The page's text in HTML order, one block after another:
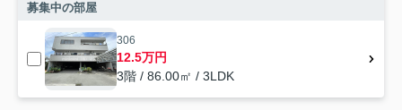
募集中の部屋
306
12.5万円
3階 / 86.00㎡ / 3LDK